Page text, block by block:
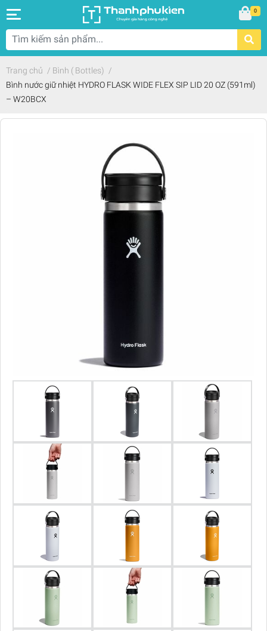
0
Trang chủ / Bình ( Bottles) /
Bình nước giữ nhiệt HYDRO FLASK WIDE FLEX SIP LID 20 OZ (591ml)
– W20BCX